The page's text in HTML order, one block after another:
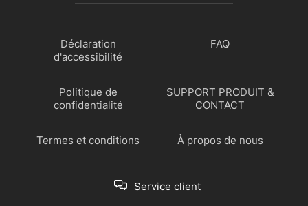
Déclaration
d'accessibilité
FAQ
Politique de
confidentialité
SUPPORT PRODUIT &
CONTACT
Termes et conditions À propos de nous
Service client